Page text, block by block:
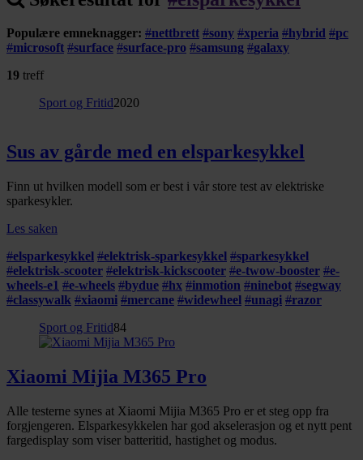
Populære emneknagger: #nettbrett #sony #xperia #hybrid #pc
#microsoft #surface #surface-pro #samsung #galaxy
19 treff
Sport og Fritid2020
Sus av gårde med en elsparkesykkel
Finn ut hvilken modell som er best i vår store test av elektriske
sparkesykler.
Les saken
#elsparkesykkel #elektrisk-sparkesykkel #sparkesykkel
#elektrisk-scooter #elektrisk-kickscooter #e-twow-booster #e-
wheels-e1 #e-wheels #bydue #hx #inmotion #ninebot #segway
#classywalk #xiaomi #mercane #widewheel #unagi #razor
Sport og Fritid84
Xiaomi Mijia M365 Pro
Alle testerne synes at Xiaomi Mijia M365 Pro er et steg opp fra
forgjengeren. Elsparkesykkelen har god akselerasjon og et nytt pent
fargedisplay som viser batteritid, hastighet og modus.